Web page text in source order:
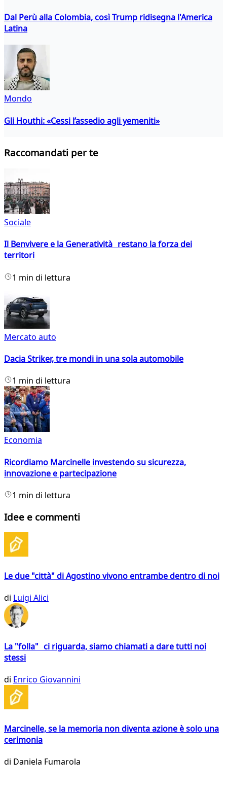
Dal Perù alla Colombia, così Trump ridisegna l'America
Latina
Mondo
Gli Houthi: «Cessi l’assedio agli yemeniti»
Raccomandati per te
Sociale
Il Benvivere e la Generatività restano la forza dei
territori
1 min di lettura
Mercato auto
Dacia Striker, tre mondi in una sola automobile
1 min di lettura
Economia
Ricordiamo Marcinelle investendo su sicurezza,
innovazione e partecipazione
1 min di lettura
Idee e commenti
Le due "città" di Agostino vivono entrambe dentro di noi
di Luigi Alici
La "folla" ci riguarda, siamo chiamati a dare tutti noi
stessi
di Enrico Giovannini
Marcinelle, se la memoria non diventa azione è solo una
cerimonia
di Daniela Fumarola